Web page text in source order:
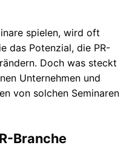
spielen, wird oft
das Potenzial, die PR-
Doch was steckt
Unternehmen und
von solchen Seminaren
Branche